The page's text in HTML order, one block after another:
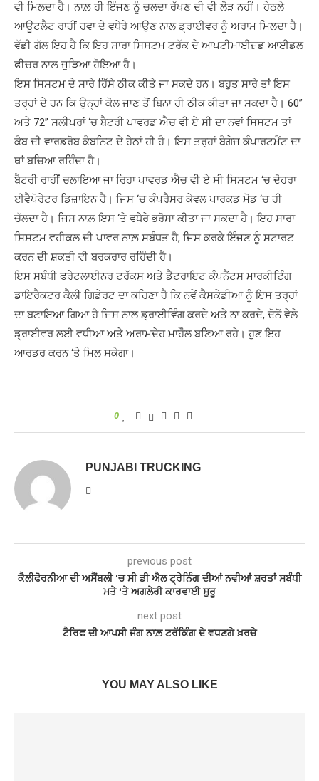
ਵੀ ਮਿਲਦਾ ਹੈ। ਨਾਲ਼ ਹੀ ਇੰਜਣ ਨੂੰ ਚਲਦਾ ਰੱਖਣ ਦੀ ਵੀ ਲੋੜ ਨਹੀਂ। ਹੇਠਲੇ
ਆਊਟਲੈਟ ਰਾਹੀਂ ਹਵਾ ਦੇ ਵਧੇਰੇ ਆਉਣ ਨਾਲ ਡ੍ਰਾਈਵਰ ਨੂੰ ਅਰਾਮ ਮਿਲਦਾ ਹੈ।
ਵੱਡੀ ਗੱਲ ਇਹ ਹੈ ਕਿ ਇਹ ਸਾਰਾ ਸਿਸਟਮ ਟਰੱਕ ਦੇ ਆਪਟੀਮਾਈਜ਼ਡ ਆਈਡਲ
ਫੀਚਰ ਨਾਲ਼ ਜੁੜਿਆ ਹੋਇਆ ਹੈ।
ਇਸ ਸਿਸਟਮ ਦੇ ਸਾਰੇ ਹਿੱਸੇ ਠੀਕ ਕੀਤੇ ਜਾ ਸਕਦੇ ਹਨ। ਬਹੁਤ ਸਾਰੇ ਤਾਂ ਇਸ
ਤਰ੍ਹਾਂ ਦੇ ਹਨ ਕਿ ਉਨ੍ਹਾਂ ਕੋਲ ਜਾਣ ਤੋਂ ਬਿਨਾ ਹੀ ਠੀਕ ਕੀਤਾ ਜਾ ਸਕਦਾ ਹੈ। 60”
ਅਤੇ 72” ਸਲੀਪਰਾਂ ‘ਚ ਬੈਟਰੀ ਪਾਵਰਡ ਐਚ ਵੀ ਏ ਸੀ ਦਾ ਨਵਾਂ ਸਿਸਟਮ ਤਾਂ
ਕੈਬ ਦੀ ਵਾਰਡਰੋਬ ਕੈਬਨਿਟ ਦੇ ਹੇਠਾਂ ਹੀ ਹੈ। ਇਸ ਤਰ੍ਹਾਂ ਬੈਗੇਜ ਕੰਪਾਰਟਮੈਂਟ ਦਾ
ਥਾਂ ਬਚਿਆ ਰਹਿੰਦਾ ਹੈ।
ਬੈਟਰੀ ਰਾਹੀਂ ਚਲਾਇਆ ਜਾ ਰਿਹਾ ਪਾਵਰਡ ਐਚ ਵੀ ਏ ਸੀ ਸਿਸਟਮ ‘ਚ ਦੋਹਰਾ
ਈਵੈਪੋਰੇਟਰ ਡਿਜ਼ਾਇਨ ਹੈ। ਜਿਸ ‘ਚ ਕੰਪਰੈਸਰ ਕੇਵਲ ਪਾਰਕਡ ਮੋਡ ‘ਚ ਹੀ
ਚੱਲਦਾ ਹੈ। ਜਿਸ ਨਾਲ਼ ਇਸ ‘ਤੇ ਵਧੇਰੇ ਭਰੋਸਾ ਕੀਤਾ ਜਾ ਸਕਦਾ ਹੈ। ਇਹ ਸਾਰਾ
ਸਿਸਟਮ ਵਹੀਕਲ ਦੀ ਪਾਵਰ ਨਾਲ਼ ਸਬੰਧਤ ਹੈ, ਜਿਸ ਕਰਕੇ ਇੰਜਣ ਨੂੰ ਸਟਾਰਟ
ਕਰਨ ਦੀ ਸ਼ਕਤੀ ਵੀ ਬਰਕਰਾਰ ਰਹਿੰਦੀ ਹੈ।
ਇਸ ਸਬੰਧੀ ਫਰੇਟਲਾਈਨਰ ਟਰੱਕਸ ਅਤੇ ਡੈਟਰਾਇਟ ਕੰਪਨੈਂਟਸ ਮਾਰਕੀਟਿੰਗ
ਡਾਇਰੈਕਟਰ ਕੈਲੀ ਗਿਡੇਰਟ ਦਾ ਕਹਿਣਾ ਹੈ ਕਿ ਨਵੇਂ ਕੈਸਕੇਡੀਆ ਨੂੰ ਇਸ ਤਰ੍ਹਾਂ
ਦਾ ਬਣਾਇਆ ਗਿਆ ਹੈ ਜਿਸ ਨਾਲ ਡ੍ਰਾਈਵਿੰਗ ਕਰਦੇ ਅਤੇ ਨਾ ਕਰਦੇ, ਦੋਨੋਂ ਵੇਲੇ
ਡ੍ਰਾਈਵਰ ਲਈ ਵਧੀਆ ਅਤੇ ਅਰਾਮਦੇਹ ਮਾਹੌਲ ਬਣਿਆ ਰਹੇ। ਹੁਣ ਇਹ
ਆਰਡਰ ਕਰਨ ‘ਤੇ ਮਿਲ ਸਕੇਗਾ।
0
PUNJABI TRUCKING
previous post
ਕੈਲੀਫੋਰਨੀਆ ਦੀ ਅਸੈਂਬਲੀ ‘ਚ ਸੀ ਡੀ ਐਲ ਟ੍ਰੇਨਿੰਗ ਦੀਆਂ ਨਵੀਆਂ ਸ਼ਰਤਾਂ ਸਬੰਧੀ
ਮਤੇ ‘ਤੇ ਅਗਲੇਰੀ ਕਾਰਵਾਈ ਸ਼ੁਰੂ
next post
ਟੈਰਿਫ ਦੀ ਆਪਸੀ ਜੰਗ ਨਾਲ਼ ਟਰੱਕਿੰਗ ਦੇ ਵਧਣਗੇ ਖ਼ਰਚੇ
YOU MAY ALSO LIKE